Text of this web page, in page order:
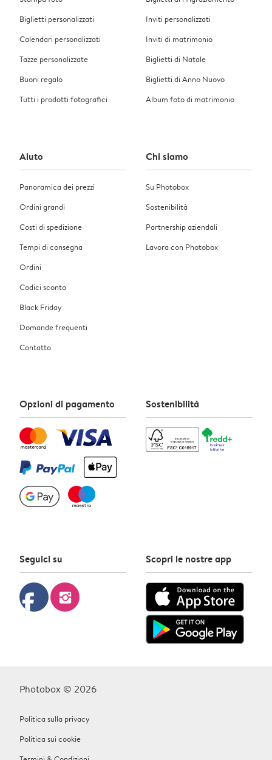
Biglietti personalizzati
Calendari personalizzati
Tazze personalizzate
Buoni regalo
Tutti i prodotti fotografici
Inviti personalizzati
Inviti di matrimonio
Biglietti di Natale
Biglietti di Anno Nuovo
Album foto di matrimonio
Aiuto
Panoramica dei prezzi
Ordini grandi
Costi di spedizione
Tempi di consegna
Ordini
Codici sconto
Black Friday
Domande frequenti
Contatto
Chi siamo
Su Photobox
Sostenibilità
Partnership aziendali
Lavora con Photobox
Opzioni di pagamento Sostenibilità
Seguici su
facebook instagram
Scopri le nostre app
Photobox © 2026
Politica sulla privacy
Politica sui cookie